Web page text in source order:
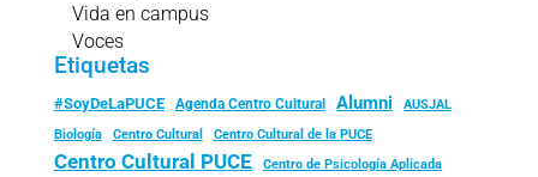
Vida en campus
Voces
Etiquetas
#SoyDeLaPUCE Agenda Centro Cultural Alumni
AUSJAL
Biología
Centro Cultural Centro Cultural de la PUCE
Centro Cultural PUCE Centro de Psicología Aplicada